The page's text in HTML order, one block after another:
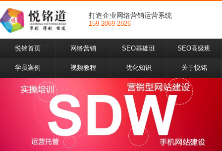
打造企业网络营销运营系统
159-2069-2826
悦铭首页 网络营销 SEO基础班 SEO高级班
学员案例 视频教程 优化知识 关于悦铭